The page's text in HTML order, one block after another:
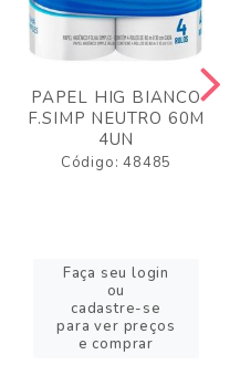
PAPEL HIG BIANCO
F.SIMP NEUTRO 60M
4UN
Código: 48485
Faça seu login
ou
cadastre-se
para ver preços
e comprar